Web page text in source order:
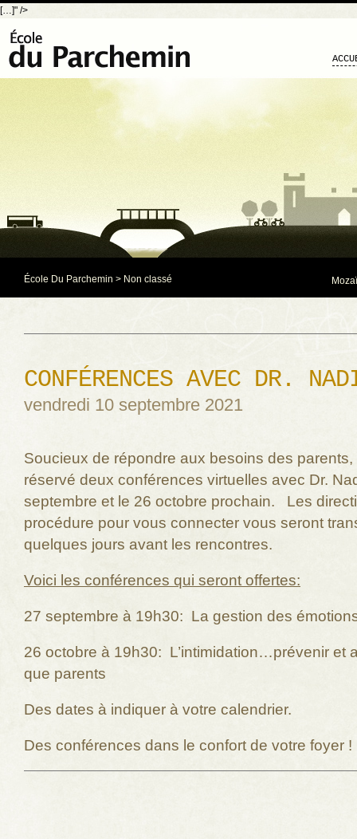
[…]" />
École Du Parchemin > Non classé
CONFÉRENCES AVEC DR.
vendredi 10 septembre 2021
Soucieux de répondre aux besoins des parents,
réservé deux conférences virtuelles avec Dr.
septembre et le 26 octobre prochain. Les
procédure pour vous connecter vous seront
quelques jours avant les rencontres.
Voici les conférences qui seront offertes:
27 septembre à 19h30: La gestion des
26 octobre à 19h30: L’intimidation…prévenir et
que parents
Des dates à indiquer à votre calendrier.
Des conférences dans le confort de votre foyer !